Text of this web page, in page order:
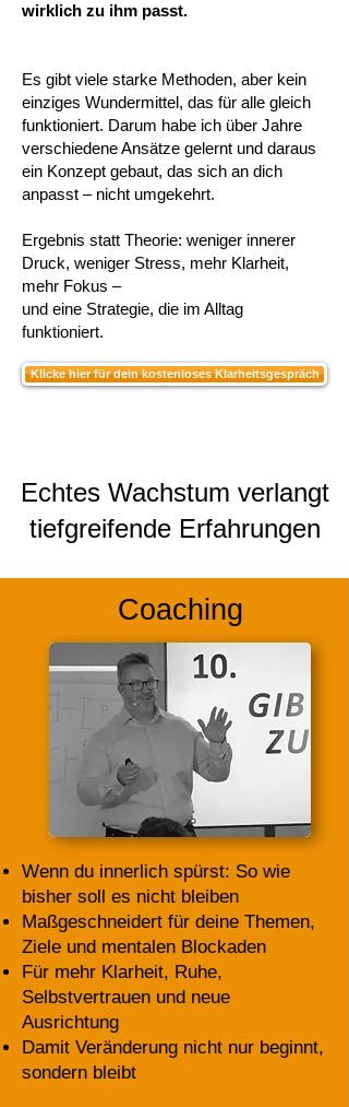
wirklich zu ihm passt.
Es gibt viele starke Methoden, aber kein
einziges Wundermittel, das für alle gleich
funktioniert. Darum habe ich über Jahre
verschiedene Ansätze gelernt und daraus
ein Konzept gebaut, das sich an dich
anpasst – nicht umgekehrt.
Ergebnis statt Theorie: weniger innerer
Druck, weniger Stress, mehr Klarheit,
mehr Fokus –
und eine Strategie, die im Alltag
funktioniert.
Klicke hier für dein kostenloses Klarheitsgespräch
Echtes Wachstum verlangt
tiefgreifende Erfahrungen
Coaching
Wenn du innerlich spürst: So wie
bisher soll es nicht bleiben
Maßgeschneidert für deine Themen,
Ziele und mentalen Blockaden
Für mehr Klarheit, Ruhe,
Selbstvertrauen und neue
Ausrichtung
Damit Veränderung nicht nur beginnt,
sondern bleibt